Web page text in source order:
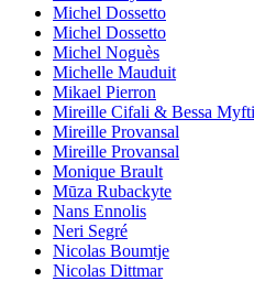
Michel Dossetto
Michel Dossetto
Michel Noguès
Michelle Mauduit
Mikael Pierron
Mireille Cifali & Bessa
Mireille Provansal
Mireille Provansal
Monique Brault
Mūza Rubackyte
Nans Ennolis
Neri Segré
Nicolas Boumtje
Nicolas Dittmar